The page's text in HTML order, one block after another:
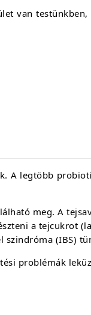
van
A legtöbb
meg. A t
a tejcukrot
szindróma (IBS)
problémák